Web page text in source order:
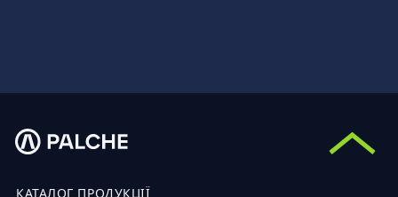
КАТАЛОГ ПРОДУКЦІЇ